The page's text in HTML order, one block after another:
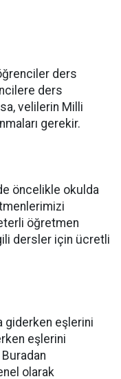
ders
ders
velilerin Milli
gerekir.
öncelikle okulda
öğretmen
dersler için ücretli
giderken eşlerini
eşlerini
olarak